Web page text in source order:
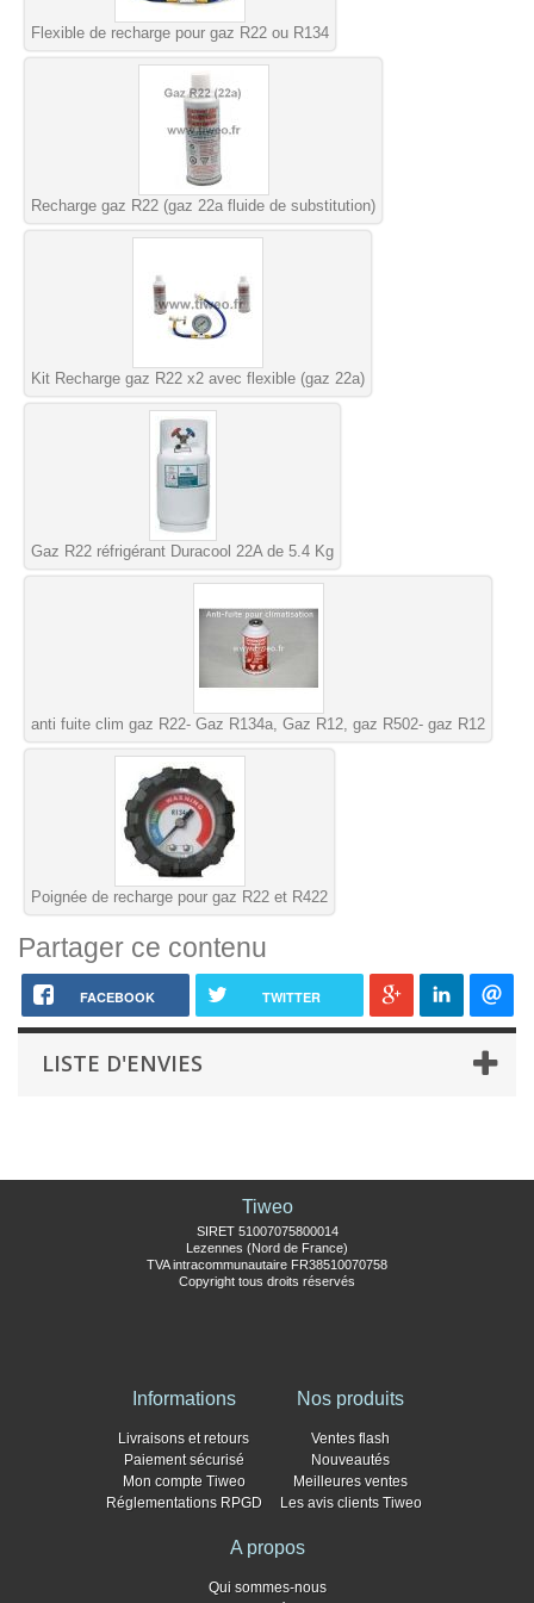
Flexible de recharge pour gaz R22 ou R134
Recharge gaz R22 (gaz 22a fluide de substitution)
Kit Recharge gaz R22 x2 avec flexible (gaz 22a)
Gaz R22 réfrigérant Duracool 22A de 5.4 Kg
anti fuite clim gaz R22- Gaz R134a, Gaz R12, gaz R502- gaz R12
Poignée de recharge pour gaz R22 et R422
Partager ce contenu
FACEBOOK TWITTER
LISTE D'ENVIES
Tiweo
SIRET 51007075800014
Lezennes (Nord de France)
TVA intracommunautaire FR38510070758
Copyright tous droits réservés
Informations
Livraisons et retours
Paiement sécurisé
Mon compte Tiweo
Réglementations RPGD
Nos produits
Ventes flash
Nouveautés
Meilleures ventes
Les avis clients Tiweo
A propos
Qui sommes-nous